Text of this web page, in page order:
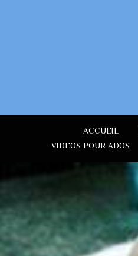
ACCUEIL
VIDEOS POUR ADOS